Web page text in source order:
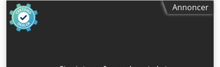
vakuumsugekopper pr. konsol, vakuumpumpe Busch, 76
m³/h vakuumtilslutning til skabeloner laserpen til visning
af sugekoppens position arbejdsområde X: 200 – 3250 mm
Annoncer